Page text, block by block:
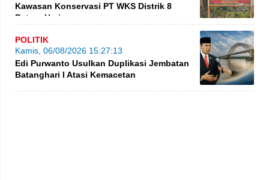
Kawasan Konservasi PT WKS Distrik 8
BatangHari
POLITIK
Kamis, 06/08/2026 15:27:13
Edi Purwanto Usulkan Duplikasi Jembatan
Batanghari I Atasi Kemacetan